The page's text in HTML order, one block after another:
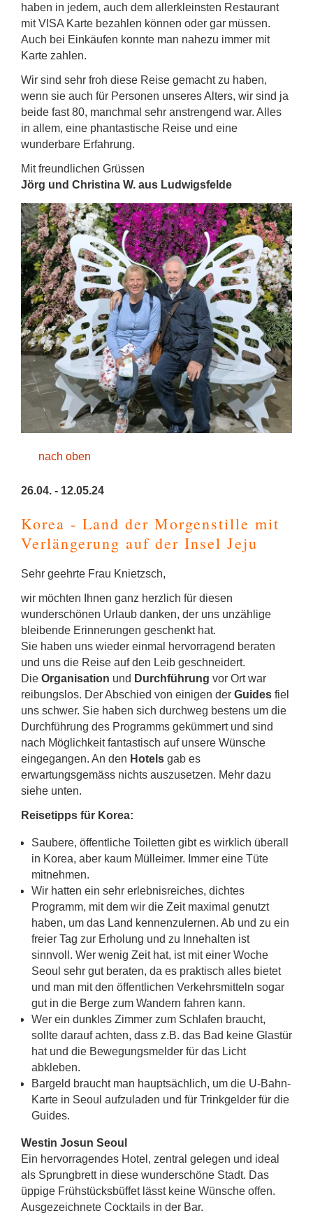
haben in jedem, auch dem allerkleinsten Restaurant
mit VISA Karte bezahlen können oder gar müssen.
Auch bei Einkäufen konnte man nahezu immer mit
Karte zahlen.
Wir sind sehr froh diese Reise gemacht zu haben,
wenn sie auch für Personen unseres Alters, wir sind ja
beide fast 80, manchmal sehr anstrengend war. Alles
in allem, eine phantastische Reise und eine
wunderbare Erfahrung.
Mit freundlichen Grüssen
Jörg und Christina W. aus Ludwigsfelde
nach oben
26.04. - 12.05.24
Korea - Land der Morgenstille mit
Verlängerung auf der Insel Jeju
Sehr geehrte Frau Knietzsch,
wir möchten Ihnen ganz herzlich für diesen
wunderschönen Urlaub danken, der uns unzählige
bleibende Erinnerungen geschenkt hat.
Sie haben uns wieder einmal hervorragend beraten
und uns die Reise auf den Leib geschneidert.
Die Organisation und Durchführung vor Ort war
reibungslos. Der Abschied von einigen der Guides fiel
uns schwer. Sie haben sich durchweg bestens um die
Durchführung des Programms gekümmert und sind
nach Möglichkeit fantastisch auf unsere Wünsche
eingegangen. An den Hotels gab es
erwartungsgemäss nichts auszusetzen. Mehr dazu
siehe unten.
Reisetipps für Korea:
Saubere, öffentliche Toiletten gibt es wirklich überall
in Korea, aber kaum Mülleimer. Immer eine Tüte
mitnehmen.
Wir hatten ein sehr erlebnisreiches, dichtes
Programm, mit dem wir die Zeit maximal genutzt
haben, um das Land kennenzulernen. Ab und zu ein
freier Tag zur Erholung und zu Innehalten ist
sinnvoll. Wer wenig Zeit hat, ist mit einer Woche
Seoul sehr gut beraten, da es praktisch alles bietet
und man mit den öffentlichen Verkehrsmitteln sogar
gut in die Berge zum Wandern fahren kann.
Wer ein dunkles Zimmer zum Schlafen braucht,
sollte darauf achten, dass z.B. das Bad keine Glastür
hat und die Bewegungsmelder für das Licht
abkleben.
Bargeld braucht man hauptsächlich, um die U-Bahn-
Karte in Seoul aufzuladen und für Trinkgelder für die
Guides.
Westin Josun Seoul
Ein hervorragendes Hotel, zentral gelegen und ideal
als Sprungbrett in diese wunderschöne Stadt. Das
üppige Frühstücksbüffet lässt keine Wünsche offen.
Ausgezeichnete Cocktails in der Bar.